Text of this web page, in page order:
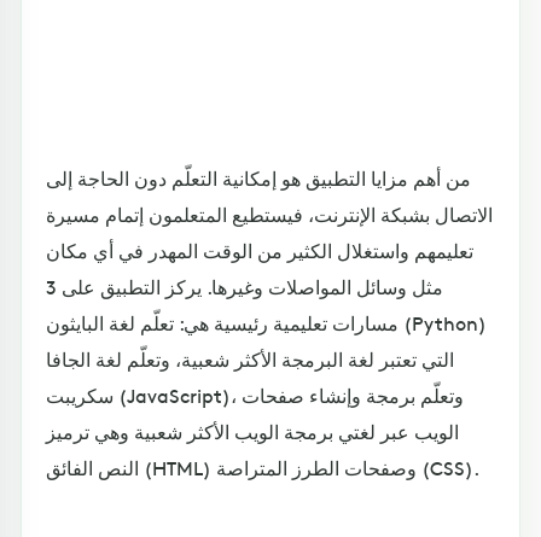
من أهم مزايا التطبيق هو إمكانية التعلّم دون الحاجة إلى
الاتصال بشبكة الإنترنت، فيستطيع المتعلمون إتمام مسيرة
تعليمهم واستغلال الكثير من الوقت المهدر في أي مكان
مثل وسائل المواصلات وغيرها. يركز التطبيق على 3
مسارات تعليمية رئيسية هي: تعلّم لغة البايثون (Python)
التي تعتبر لغة البرمجة الأكثر شعبية، وتعلّم لغة الجافا
سكريبت (JavaScript)، وتعلّم برمجة وإنشاء صفحات
الويب عبر لغتي برمجة الويب الأكثر شعبية وهي ترميز
النص الفائق (HTML) وصفحات الطرز المتراصة (CSS).